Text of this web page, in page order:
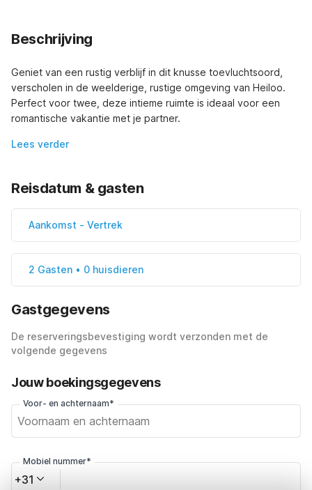
Beschrijving
Geniet van een rustig verblijf in dit knusse toevluchtsoord,
verscholen in de weelderige, rustige omgeving van Heiloo.
Perfect voor twee, deze intieme ruimte is ideaal voor een
romantische vakantie met je partner.
Lees verder
Reisdatum & gasten
Aankomst - Vertrek
2 Gasten • 0 huisdieren
Gastgegevens
De reserveringsbevestiging wordt verzonden met de
volgende gegevens
Jouw boekingsgegevens
Voor- en achternaam*
Mobiel nummer*
+31